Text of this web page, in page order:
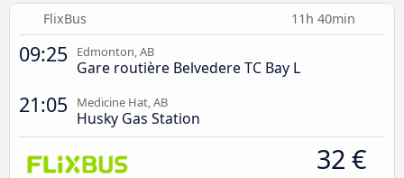
FlixBus 11h 40min
09:25 Edmonton, AB
Gare routière Belvedere TC Bay L
21:05 Medicine Hat, AB
Husky Gas Station
32 €